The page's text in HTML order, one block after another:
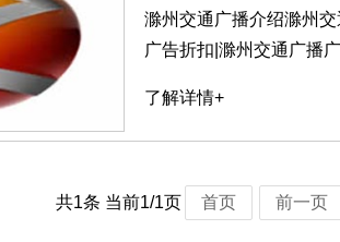
滁州交通广播介绍滁州
广告折扣|滁州交通广播
了解详情+
共1条 当前1/1页 首页 前一页